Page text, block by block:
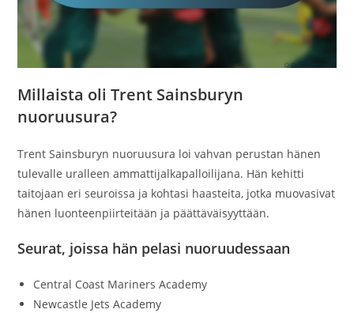
Millaista oli Trent Sainsburyn
nuoruusura?
Trent Sainsburyn nuoruusura loi vahvan perustan hänen
tulevalle uralleen ammattijalkapalloilijana. Hän kehitti
taitojaan eri seuroissa ja kohtasi haasteita, jotka muovasivat
hänen luonteenpiirteitään ja päättäväisyyttään.
Seurat, joissa hän pelasi nuoruudessaan
Central Coast Mariners Academy
Newcastle Jets Academy